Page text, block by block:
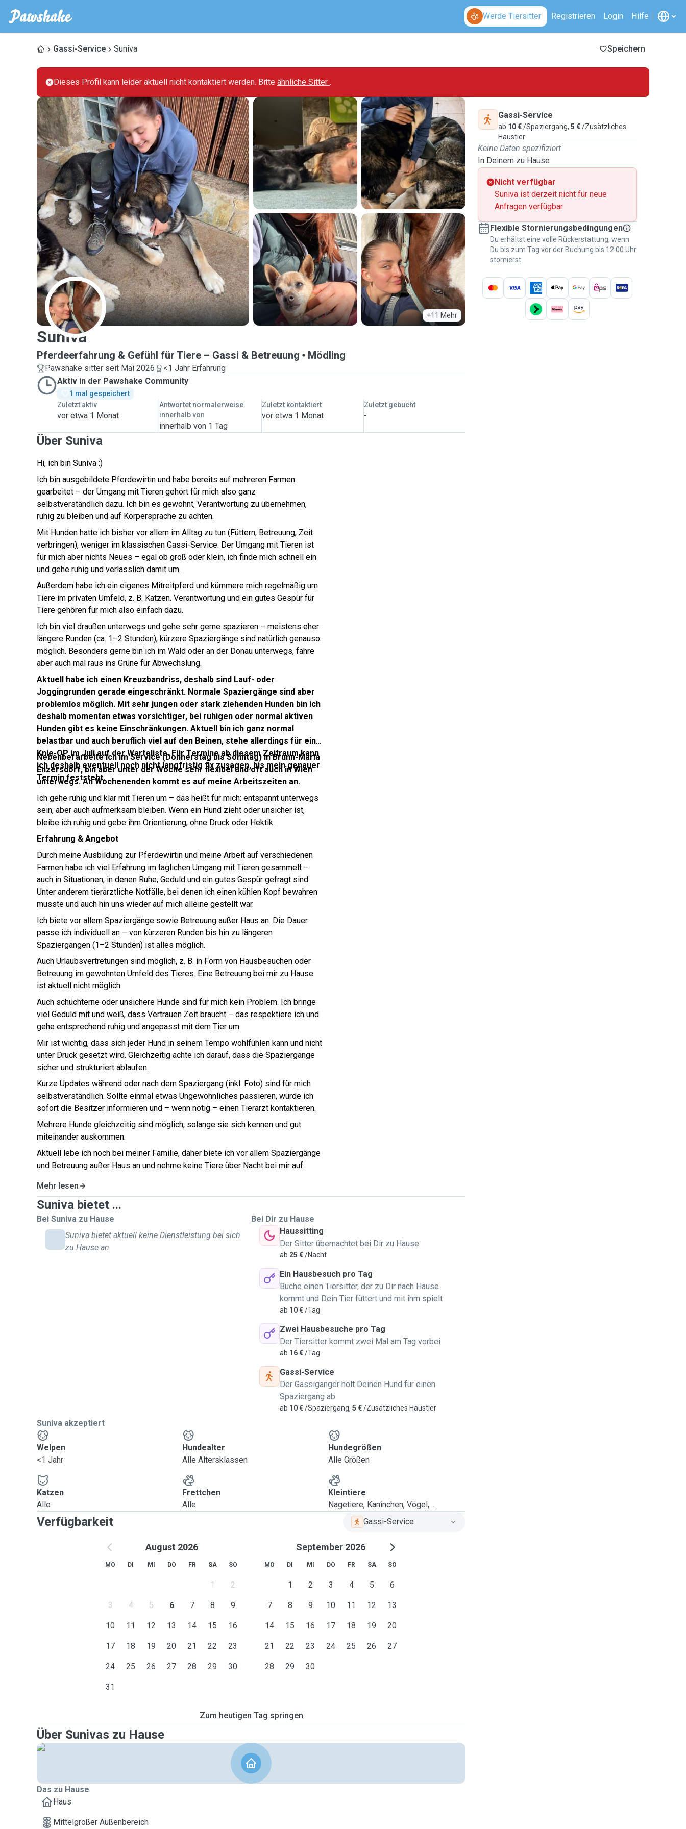
Werde Tiersitter Registrieren Login Hilfe
Gassi-Service Suniva Speichern
Dieses Profil kann leider aktuell nicht kontaktiert werden. Bitte ähnliche Sitter .
+11 Mehr
S
Suniva
Pferdeerfahrung & Gefühl für Tiere – Gassi & Betreuung Mödling
Pawshake sitter seit Mai 2026
<1 Jahr Erfahrung
Aktiv in der Pawshake Community
1 mal gespeichert
Zuletzt aktiv
vor etwa 1 Monat
Antwortet normalerweise
innerhalb von
innerhalb von 1 Tag
Zuletzt kontaktiert
vor etwa 1 Monat
Zuletzt gebucht
-
Über Suniva
Hi, ich bin Suniva :)
Ich bin ausgebildete Pferdewirtin und habe bereits auf mehreren Farmen
gearbeitet – der Umgang mit Tieren gehört für mich also ganz
selbstverständlich dazu. Ich bin es gewohnt, Verantwortung zu übernehmen,
ruhig zu bleiben und auf Körpersprache zu achten.
Mit Hunden hatte ich bisher vor allem im Alltag zu tun (Füttern, Betreuung, Zeit
verbringen), weniger im klassischen Gassi-Service. Der Umgang mit Tieren ist
für mich aber nichts Neues – egal ob groß oder klein, ich finde mich schnell ein
und gehe ruhig und verlässlich damit um.
Außerdem habe ich ein eigenes Mitreitpferd und kümmere mich regelmäßig um
Tiere im privaten Umfeld, z. B. Katzen. Verantwortung und ein gutes Gespür für
Tiere gehören für mich also einfach dazu.
Ich bin viel draußen unterwegs und gehe sehr gerne spazieren – meistens eher
längere Runden (ca. 1–2 Stunden), kürzere Spaziergänge sind natürlich genauso
möglich. Besonders gerne bin ich im Wald oder an der Donau unterwegs, fahre
aber auch mal raus ins Grüne für Abwechslung.
Aktuell habe ich einen Kreuzbandriss, deshalb sind Lauf- oder
Joggingrunden gerade eingeschränkt. Normale Spaziergänge sind aber
problemlos möglich. Mit sehr jungen oder stark ziehenden Hunden bin ich
deshalb momentan etwas vorsichtiger, bei ruhigen oder normal aktiven
Hunden gibt es keine Einschränkungen. Aktuell bin ich ganz normal
belastbar und auch beruflich viel auf den Beinen, stehe allerdings für eine
Knie-OP im Juli auf der Warteliste. Für Termine ab diesem Zeitraum kann
ich deshalb eventuell noch nicht langfristig fix zusagen, bis mein genauer
Termin feststeht.
Nebenbei arbeite ich im Service (Donnerstag bis Sonntag) in Brunn-Maria
Enzersdorf, bin aber unter der Woche sehr flexibel und oft auch in Wien
unterwegs. An Wochenenden kommt es auf meine Arbeitszeiten an.
Ich gehe ruhig und klar mit Tieren um – das heißt für mich: entspannt unterwegs
sein, aber auch aufmerksam bleiben. Wenn ein Hund zieht oder unsicher ist,
bleibe ich ruhig und gebe ihm Orientierung, ohne Druck oder Hektik.
Erfahrung & Angebot
Durch meine Ausbildung zur Pferdewirtin und meine Arbeit auf verschiedenen
Farmen habe ich viel Erfahrung im täglichen Umgang mit Tieren gesammelt –
auch in Situationen, in denen Ruhe, Geduld und ein gutes Gespür gefragt sind.
Unter anderem tierärztliche Notfälle, bei denen ich einen kühlen Kopf bewahren
musste und auch hin uns wieder auf mich alleine gestellt war.
Ich biete vor allem Spaziergänge sowie Betreuung außer Haus an. Die Dauer
passe ich individuell an – von kürzeren Runden bis hin zu längeren
Spaziergängen (1–2 Stunden) ist alles möglich.
Auch Urlaubsvertretungen sind möglich, z. B. in Form von Hausbesuchen oder
Betreuung im gewohnten Umfeld des Tieres. Eine Betreuung bei mir zu Hause
ist aktuell nicht möglich.
Auch schüchterne oder unsichere Hunde sind für mich kein Problem. Ich bringe
viel Geduld mit und weiß, dass Vertrauen Zeit braucht – das respektiere ich und
gehe entsprechend ruhig und angepasst mit dem Tier um.
Mir ist wichtig, dass sich jeder Hund in seinem Tempo wohlfühlen kann und nicht
unter Druck gesetzt wird. Gleichzeitig achte ich darauf, dass die Spaziergänge
sicher und strukturiert ablaufen.
Kurze Updates während oder nach dem Spaziergang (inkl. Foto) sind für mich
selbstverständlich. Sollte einmal etwas Ungewöhnliches passieren, würde ich
sofort die Besitzer informieren und – wenn nötig – einen Tierarzt kontaktieren.
Mehrere Hunde gleichzeitig sind möglich, solange sie sich kennen und gut
miteinander auskommen.
Aktuell lebe ich noch bei meiner Familie, daher biete ich vor allem Spaziergänge
und Betreuung außer Haus an und nehme keine Tiere über Nacht bei mir auf.
Mehr lesen
Suniva bietet ...
Bei Suniva zu Hause
Suniva bietet aktuell keine Dienstleistung bei sich
zu Hause an.
Bei Dir zu Hause
Haussitting
Der Sitter übernachtet bei Dir zu Hause
ab 25 €/Nacht
Ein Hausbesuch pro Tag
Buche einen Tiersitter, der zu Dir nach Hause
kommt und Dein Tier füttert und mit ihm spielt
ab 10 €/Tag
Zwei Hausbesuche pro Tag
Der Tiersitter kommt zwei Mal am Tag vorbei
ab 16 €/Tag
Gassi-Service
Der Gassigänger holt Deinen Hund für einen
Spaziergang ab
ab 10 €/Spaziergang, 5 €/Zusätzliches Haustier
Suniva akzeptiert
Welpen
<1 Jahr
Hundealter
Alle Altersklassen
Hundegrößen
Alle Größen
Katzen
Alle
Frettchen
Alle
Kleintiere
Nagetiere, Kaninchen, Vögel, ...
Verfügbarkeit Gassi-Service
August 2026
MO DI MI DO FR SA SO
1 2
3 4 5 6 7 8 9
10 11 12 13 14 15 16
17 18 19 20 21 22 23
24 25 26 27 28 29 30
31
September 2026
MO DI MI DO FR SA SO
1 2 3 4 5 6
7 8 9 10 11 12 13
14 15 16 17 18 19 20
21 22 23 24 25 26 27
28 29 30
Zum heutigen Tag springen
Über Sunivas zu Hause
Das zu Hause
Haus
Mittelgroßer Außenbereich
Gassi-Service
ab 10 €/Spaziergang, 5 €/Zusätzliches
Haustier
Keine Daten spezifiziert
In Deinem zu Hause
Nicht verfügbar
Suniva ist derzeit nicht für neue
Anfragen verfügbar.
Flexible Stornierungsbedingungen
Du erhältst eine volle Rückerstattung, wenn
Du bis zum Tag vor der Buchung bis 12:00 Uhr
stornierst.